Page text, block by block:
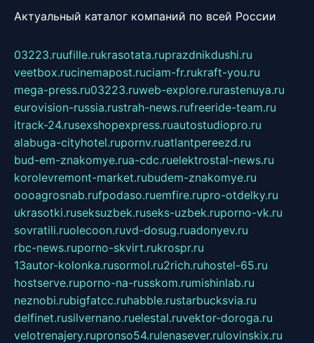
Актуальный каталог компаний по всей России
03223.ruufille.rukrasotata.ruprazdnikdushi.ru
veetbox.rucinemapost.ruciam-fr.rukraft-you.ru
mega-press.ru03223.ruweb-explore.rurastenuya.ru
eurovision-russia.rustrah-news.rufreeride-team.ru
itrack-24.rusexshopexpress.ruautostudiopro.ru
alabuga-cityhotel.rupornv.ruatlantpereezd.ru
bud-em-znakomye.rua-cdc.ruelektrostal-news.ru
korolevremont-market.rubudem-znakomye.ru
oooagrosnab.rufpodaso.ruemfire.rupro-otdelky.ru
ukrasotki.ruseksuzbek.ruseks-uzbek.ruporno-vk.ru
sovratili.ruolecoon.ruvd-dosug.ruadonyev.ru
rbc-news.ruporno-skvirt.rukrospr.ru
13autor-kolonka.rusormol.ru2rich.ruhostel-65.ru
hostserve.ruporno-na-russkom.rumishinlab.ru
neznobi.rubigfatcc.ruhabble.rustarbucksvia.ru
delfinet.rusilvernano.ruelestal.ruvektor-doroga.ru
velotrenajery.rupronso54.rulenasever.rulovinskix.ru